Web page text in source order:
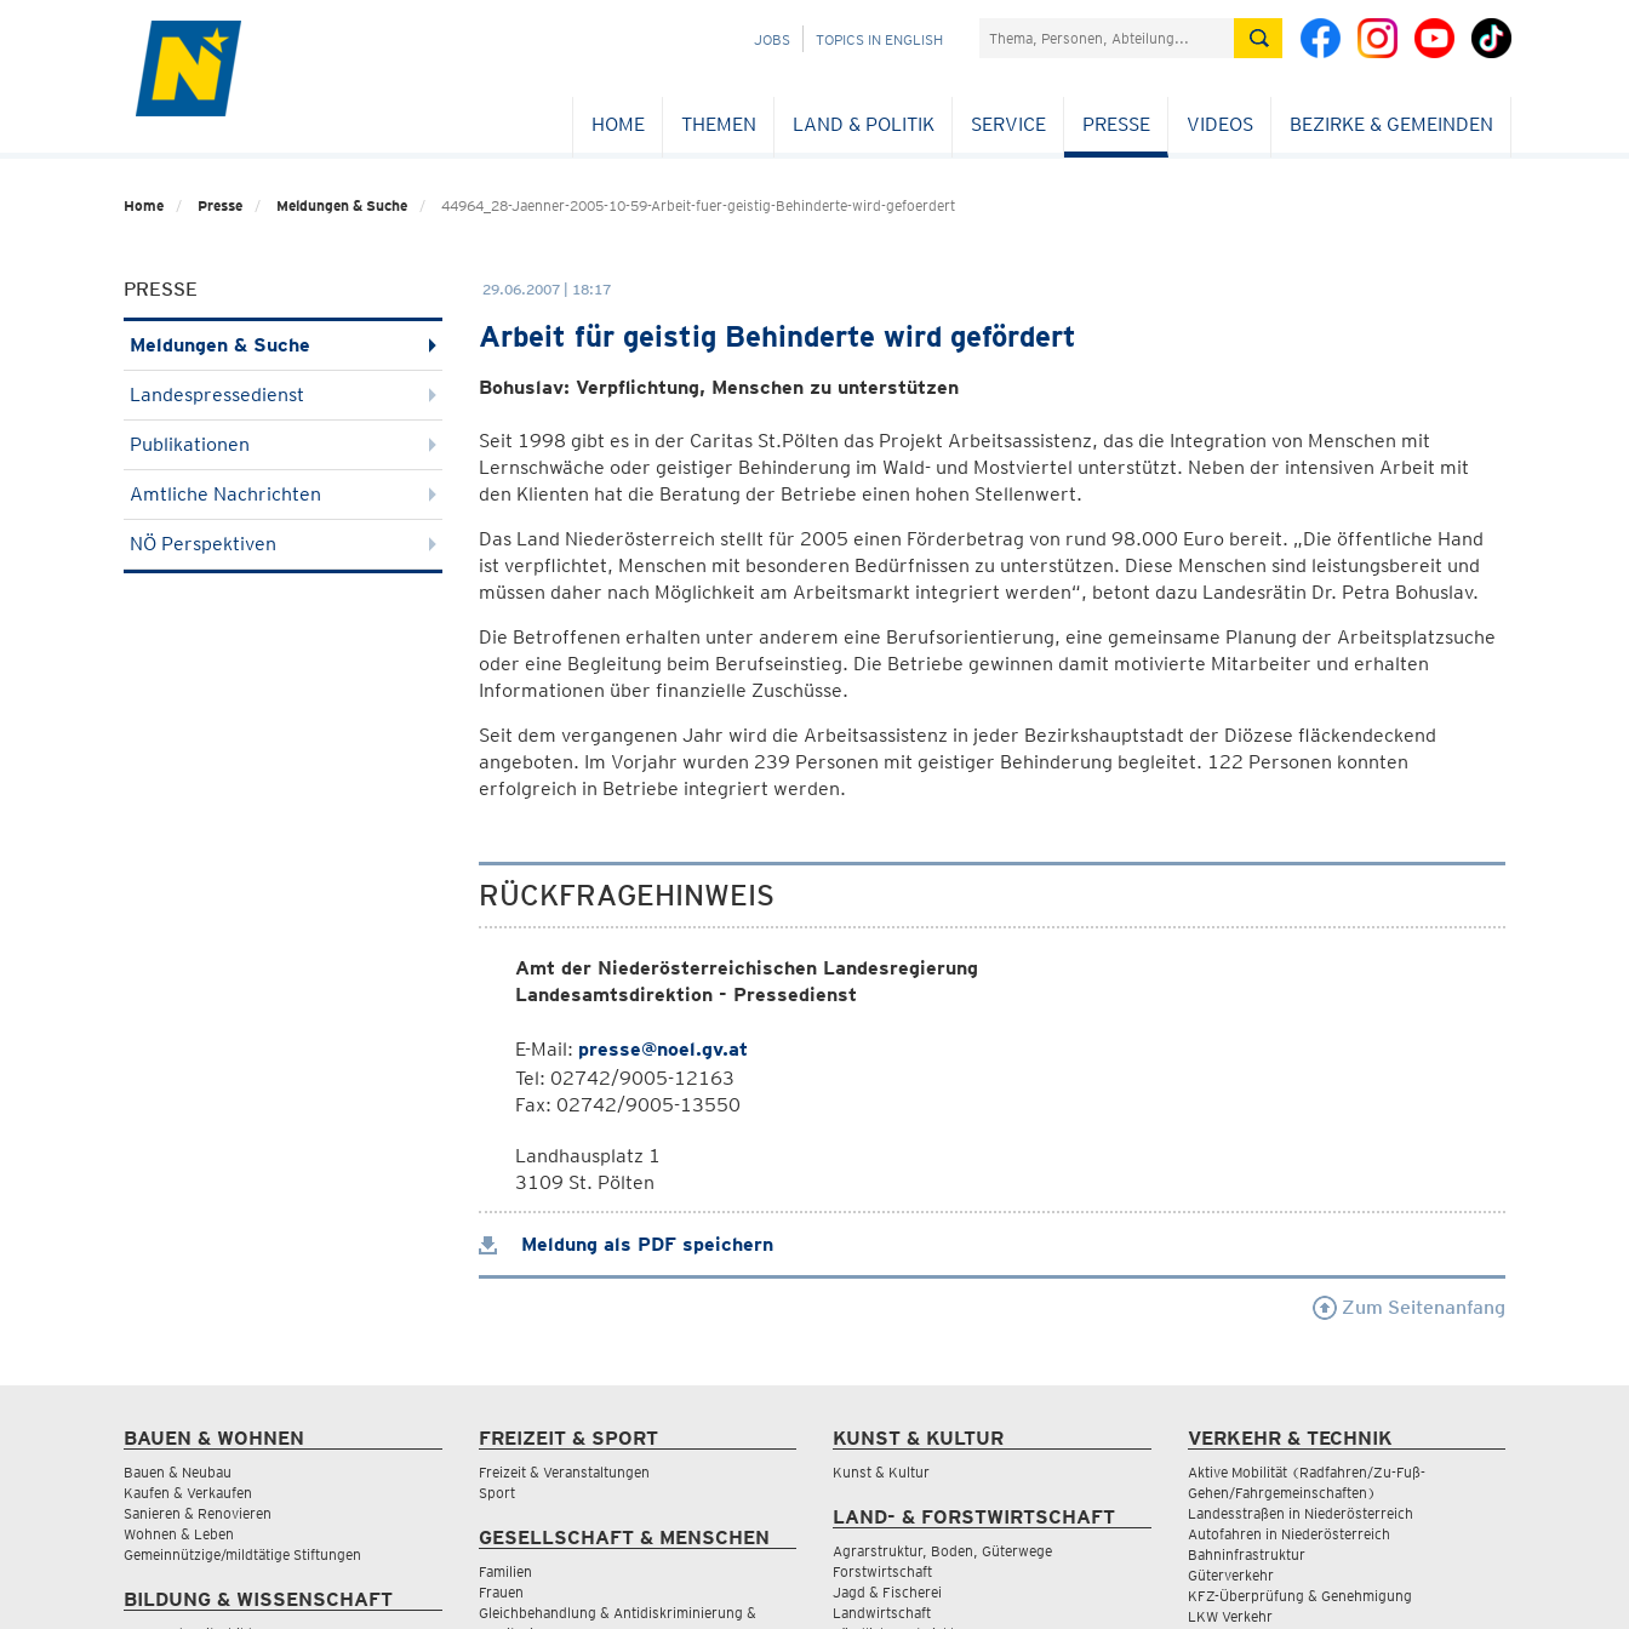
NAVIGATION
JOBS TOPICS IN ENGLISH Suchefeld
HOME THEMEN LAND & POLITIK SERVICE PRESSE VIDEOS BEZIRKE & GEMEINDEN
Home Presse Meldungen & Suche 44964_28-Jaenner-2005-10-59-Arbeit-fuer-geistig-Behinderte-wird-gefoerdert
PRESSE
Meldungen & Suche
Landespressedienst
Publikationen
Amtliche Nachrichten
NÖ Perspektiven
29.06.2007 | 18:17
Arbeit für geistig Behinderte wird gefördert
Bohuslav: Verpflichtung, Menschen zu unterstützen
Seit 1998 gibt es in der Caritas St.Pölten das Projekt Arbeitsassistenz, das die Integration von Menschen mit
Lernschwäche oder geistiger Behinderung im Wald- und Mostviertel unterstützt. Neben der intensiven Arbeit mit
den Klienten hat die Beratung der Betriebe einen hohen Stellenwert.
Das Land Niederösterreich stellt für 2005 einen Förderbetrag von rund 98.000 Euro bereit. „Die öffentliche Hand
ist verpflichtet, Menschen mit besonderen Bedürfnissen zu unterstützen. Diese Menschen sind leistungsbereit und
müssen daher nach Möglichkeit am Arbeitsmarkt integriert werden“, betont dazu Landesrätin Dr. Petra Bohuslav.
Die Betroffenen erhalten unter anderem eine Berufsorientierung, eine gemeinsame Planung der Arbeitsplatzsuche
oder eine Begleitung beim Berufseinstieg. Die Betriebe gewinnen damit motivierte Mitarbeiter und erhalten
Informationen über finanzielle Zuschüsse.
Seit dem vergangenen Jahr wird die Arbeitsassistenz in jeder Bezirkshauptstadt der Diözese fläckendeckend
angeboten. Im Vorjahr wurden 239 Personen mit geistiger Behinderung begleitet. 122 Personen konnten
erfolgreich in Betriebe integriert werden.
RÜCKFRAGEHINWEIS
Amt der Niederösterreichischen Landesregierung
Landesamtsdirektion - Pressedienst
E-Mail: presse@noel.gv.at
Tel: 02742/9005-12163
Fax: 02742/9005-13550
Landhausplatz 1
3109 St. Pölten
Meldung als PDF speichern
Zum Seitenanfang
BAUEN & WOHNEN
Bauen & Neubau
Kaufen & Verkaufen
Sanieren & Renovieren
Wohnen & Leben
Gemeinnützige/mildtätige Stiftungen
BILDUNG & WISSENSCHAFT
FREIZEIT & SPORT
Freizeit & Veranstaltungen
Sport
GESELLSCHAFT & MENSCHEN
Familien
Frauen
Gleichbehandlung & Antidiskriminierung &
KUNST & KULTUR
Kunst & Kultur
LAND- & FORSTWIRTSCHAFT
Agrarstruktur, Boden, Güterwege
Forstwirtschaft
Jagd & Fischerei
Landwirtschaft
VERKEHR & TECHNIK
Aktive Mobilität (Radfahren/Zu-Fuß-
Gehen/Fahrgemeinschaften)
Landesstraßen in Niederösterreich
Autofahren in Niederösterreich
Bahninfrastruktur
Güterverkehr
KFZ-Überprüfung & Genehmigung
LKW Verkehr